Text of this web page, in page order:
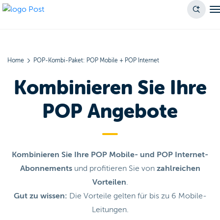
Home POP-Kombi-Paket: POP Mobile + POP Internet
Kombinieren Sie Ihre
POP Angebote
Kombinieren Sie Ihre POP Mobile- und POP Internet-
Abonnementsund profitieren Sie von zahlreichen
Vorteilen.
Gut zu wissen: Die Vorteile gelten für bis zu 6 Mobile-
Leitungen.